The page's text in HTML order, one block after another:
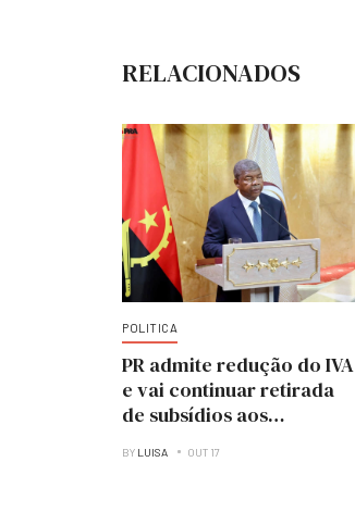
RELACIONADOS
POLITICA
PR admite redução do IVA
e vai continuar retirada
de subsídios aos
BY LUISA OUT 17